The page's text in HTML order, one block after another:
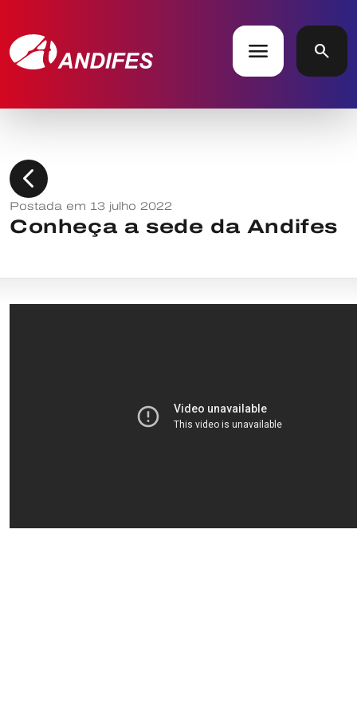
menu search
chevron_left
Postada em 13 julho 2022
Conheça a sede da Andifes